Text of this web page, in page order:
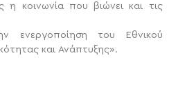
η κοινωνία που βιώνει και τις
ενεργοποίηση του Εθνικού
και Ανάπτυξης».